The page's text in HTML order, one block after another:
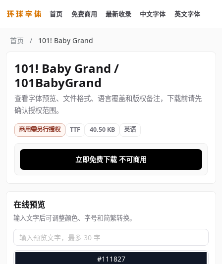
首页 免费商用 最新收录 中文字体 英文字体
首页 / 101! Baby Grand
101! Baby Grand /
101BabyGrand
查看字体预览、文件格式、语言覆盖和版权备注，下载前请先
确认授权范围。
商用需另行授权 TTF 40.50 KB 英语
立即免费下载 不可商用
在线预览
输入文字后可调整颜色、字号和简繁转换。
输入预览文字，最多 30 字
#111827